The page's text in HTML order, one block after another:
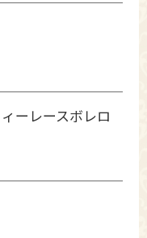
ーレースボレロ